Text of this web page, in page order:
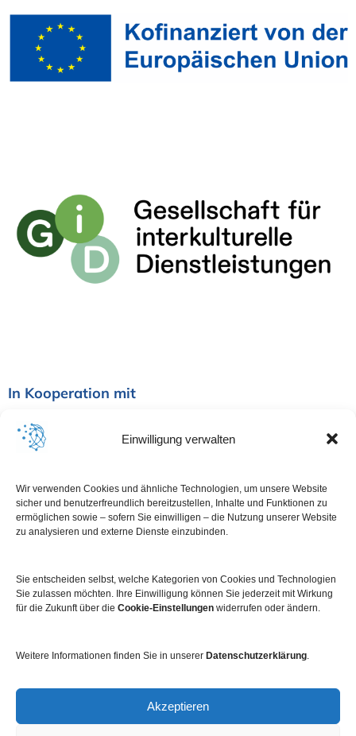
Einwilligung verwalten
Wir verwenden Cookies und ähnliche Technologien, um unsere Website
sicher und benutzerfreundlich bereitzustellen, Inhalte und Funktionen zu
ermöglichen sowie – sofern Sie einwilligen – die Nutzung unserer Website
zu analysieren und externe Dienste einzubinden.
Sie entscheiden selbst, welche Kategorien von Cookies und Technologien
Sie zulassen möchten. Ihre Einwilligung können Sie jederzeit mit Wirkung
für die Zukunft über die Cookie-Einstellungen widerrufen oder ändern.
Weitere Informationen finden Sie in unserer Datenschutzerklärung.
Akzeptieren
In Kooperation mit